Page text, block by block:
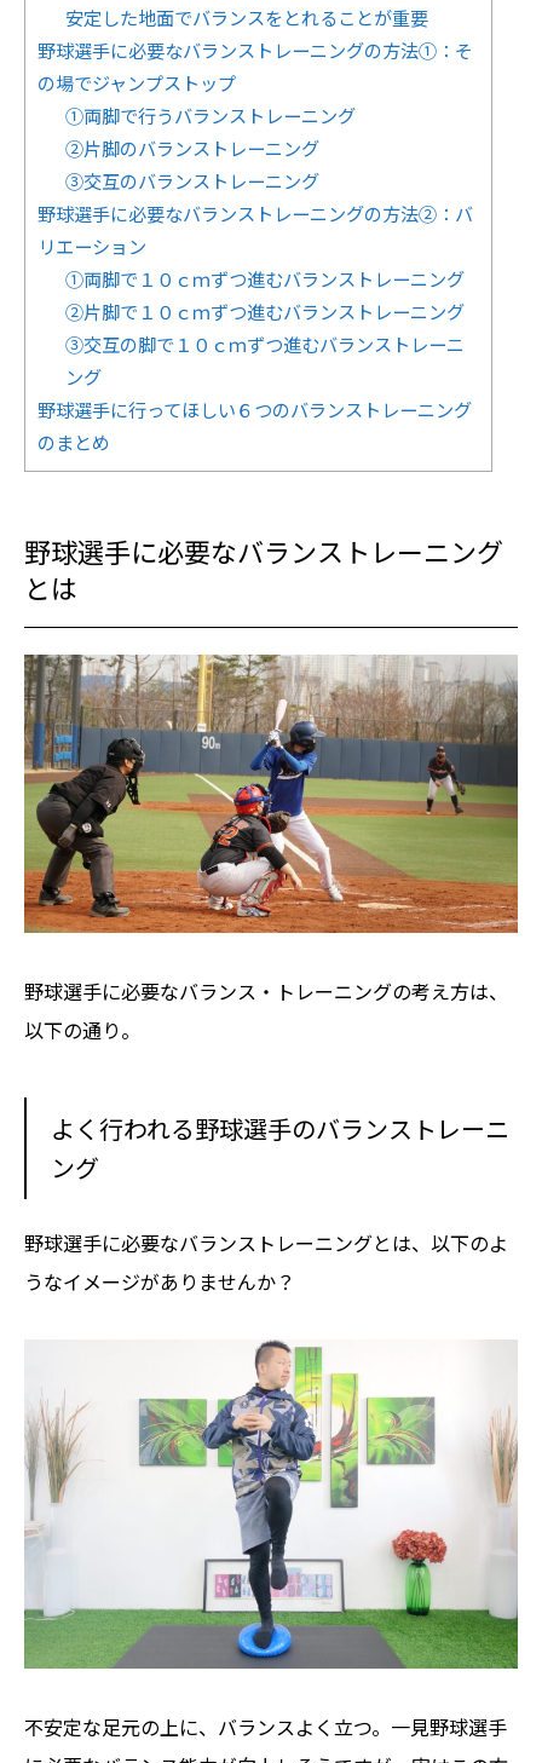
安定した地面でバランスをとれることが重要
野球選手に必要なバランストレーニングの方法①：そ
の場でジャンプストップ
①両脚で行うバランストレーニング
②片脚のバランストレーニング
③交互のバランストレーニング
野球選手に必要なバランストレーニングの方法②：バ
リエーション
①両脚で１０ｃｍずつ進むバランストレーニング
②片脚で１０ｃｍずつ進むバランストレーニング
③交互の脚で１０ｃｍずつ進むバランストレーニ
ング
野球選手に行ってほしい６つのバランストレーニング
のまとめ
野球選手に必要なバランストレーニング
とは
野球選手に必要なバランス・トレーニングの考え方は、
以下の通り。
よく行われる野球選手のバランストレーニ
ング
野球選手に必要なバランストレーニングとは、以下のよ
うなイメージがありませんか？
不安定な足元の上に、バランスよく立つ。一見野球選手